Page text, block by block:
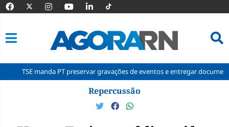
manda PT preservar gravações de eventos e entregar documentos à
Repercussão